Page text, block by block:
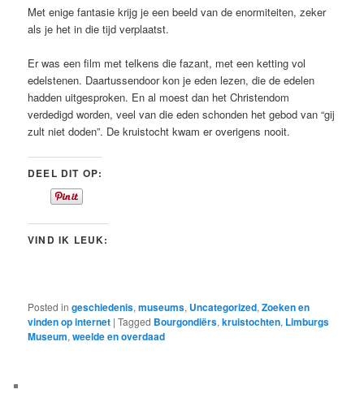
Met enige fantasie krijg je een beeld van de enormiteiten, zeker
als je het in die tijd verplaatst.
Er was een film met telkens die fazant, met een ketting vol
edelstenen. Daartussendoor kon je eden lezen, die de edelen
hadden uitgesproken. En al moest dan het Christendom
verdedigd worden, veel van die eden schonden het gebod van “gij
zult niet doden”. De kruistocht kwam er overigens nooit.
DEEL DIT OP:
VIND IK LEUK:
Posted in geschiedenis,museums, Uncategorized,Zoeken en
vinden op internet |Tagged Bourgondiërs,kruistochten, Limburgs
Museum,weelde en overdaad